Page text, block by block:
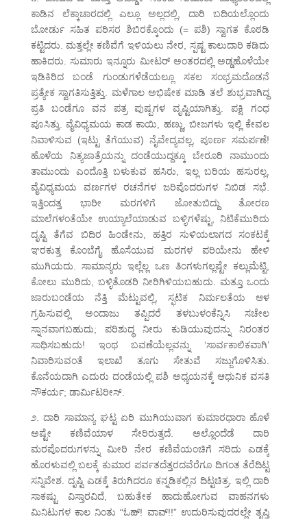
ಕಾಡಿನ ಲೆಕ್ಕಾಚಾರದಲ್ಲಿ ಎಲ್ಲೂ ಅಲ್ಲದಲ್ಲಿ, ದಾರಿ ಬದಿಯಲ್ಲೊಂದು
ಬೋರ್ಡು ಸಹಿತ ಪರಿಸರ ಶಿಬಿರಕ್ಕೊಂದು (= ಪಶಿ) ಸ್ವಾಗತ ಕೊಠಡಿ
ಕಟ್ಟಿದರು. ಮತ್ತಲ್ಲೇ ಕಣಿವೆಗೆ ಇಳಿಯಲು ನೇರ, ಸ್ಪಷ್ಟ ಕಾಲುದಾರಿ ಕಡಿದು
ಹಾಕಿದರು. ಸುಮಾರು ಇನ್ನೂರು ಮೀಟರ್ ಅಂತರದಲ್ಲಿ ಅಡ್ಡಹೊಳೆಯೇ
ಇಡಿಕಿರಿದ ಬಂಡೆ ಗುಂಡುಗಳೆಡೆಯಲ್ಲೂ ಸಕಲ ಸಂಭ್ರಮದೊಡನೆ
ಪ್ರತ್ಯೇಕ ಸ್ವಾಗತಿಸುತ್ತಿತ್ತು. ಮಳೆಗಾಲ ಅಭಿಷೇಕ ಮಾಡಿ ತಲೆ ಶುಭ್ರವಾಗಿದ್ದ
ಪ್ರತಿ ಬಂಡೆಗೂ ವನ ಪತ್ರ ಪುಷ್ಪಗಳ ವೃಷ್ಟಿಯಾಗಿತ್ತು. ಪಕ್ಷಿ ಗಂಧ
ಪೂಸಿತ್ತು. ವೈವಿಧ್ಯಮಯ ಕಾಡ ಕಾಯಿ, ಹಣ್ಣು, ಬೀಜಗಳು ಇಲ್ಲಿ ಕೇವಲ
ನಿವಾಳಿಸುವ (ಇಟ್ಟು ತೆಗೆಯುವ) ನೈವೇದ್ಯವಲ್ಲ, ಪೂರ್ಣ ಸಮರ್ಪಣೆ!
ಹೊಳೆಯ ನಿತ್ಯಜಾತ್ರೆಯನ್ನು ದಂಡೆಯುದ್ದಕ್ಕೂ ಬೇರೂರಿ ನಾಮುಂದು
ತಾಮುಂದು ಎಂದೊತ್ತಿ ಬಳುಕುವ ಹಸಿರು, ಇಲ್ಲ ಬರಿಯ ಹಸುರಲ್ಲ,
ವೈವಿಧ್ಯಮಯ ವರ್ಣಗಳ ರಚನೆಗಳ ಜರಿಪೊದರುಗಳ ನಿಬಿಡ ಸಭೆ.
ಇತ್ತಿಂದತ್ತ ಭಾರೀ ಮರಗಳಿಗೆ ಜೋತುಬಿದ್ದು ತೋರಣ
ಮಾಲೆಗಳಂತೆಯೇ ಉಯ್ಯಾಲೆಯಾಡುವ ಬಳ್ಳಿಗಳೆಷ್ಟು, ನಿಟಿಕೆಮುರಿದು
ದೃಷ್ಟಿ ತೆಗೆವ ಬಿದಿರ ಹಿಂಡೇನು, ಹತ್ತಿರ ಸುಳಿಯಲಾಗದ ಸಂಕಟಕ್ಕೆ
ಞರಕುತ್ತ ಕೊಂಬೆಗೈ ಹೊಸೆಯುವ ಮರಗಳ ಪರಿಯೇನು ಹೇಳಿ
ಮುಗಿಯದು. ಸಾಮಾನ್ಯರು ಇಲ್ಲೆಲ್ಲ ಒಣ ತಿಂಗಳುಗಲ್ಲಷ್ಟೇ ಕಲ್ಲುಮೆಟ್ಟಿ,
ಕೋಲು ಮುರಿದು, ಬಳ್ಳಿತೊಡರಿ ನೀರಿಗಿಳಿಯಬಹುದು. ಮತ್ತೂ ಒಂದು
ಜಾರುಬಂಡೆಯ ನೆತ್ತಿ ಮೆಟ್ಟುವಲ್ಲಿ, ಸ್ಫಟಿಕ ನಿರ್ಮಲತೆಯ ಆಳ
ಗ್ರಹಿಸುವಲ್ಲಿ ಅಂದಾಜು ತಪ್ಪಿದರೆ ತಳಬುಳಂಕೆನ್ನಿಸಿ ಸಚೇಲ
ಸ್ನಾನವಾಗಬಹುದು; ಪರಿಶುದ್ಧ ನೀರು ಕುಡಿಯುವುದನ್ನು ನಿರಂತರ
ಸಾಧಿಸಬಹುದು! ಇಂಥ ಬವಣೆಯೆಲ್ಲವನ್ನು ‘ಸಾರ್ವಕಾಲಿಕವಾಗಿ’
ನಿವಾರಿಸುವಂತೆ ಇಲಾಖೆ ತೂಗು ಸೇತುವೆ ಸಜ್ಜುಗೊಳಿಸಿತು.
ಕೊನೆಯದಾಗಿ ಎದುರು ದಂಡೆಯಲ್ಲಿ ಪಶಿ ಅಧ್ಯಯನಕ್ಕೆ ಆಧುನಿಕ ವಸತಿ
ಸೌಕರ್ಯ; ಡಾರ್ಮಿಟರೀಸ್.
೨. ದಾರಿ ಸಾಮಾನ್ಯ ಘಟ್ಟ ಏರಿ ಮುಗಿಯುವಾಗ ಕುಮಾರಧಾರಾ ಹೊಳೆ
ಅಷ್ಟೇ ಕಣಿವೆಯಾಳ ಸೇರಿರುತ್ತದೆ. ಅಲ್ಲೊಂದೆಡೆ ದಾರಿ
ಮರಪೊದರುಗಳನ್ನು ಮೀರಿ ನೇರ ಕಣಿವೆಯಂಚಿಗೆ ಸರಿದು ಎಡಕ್ಕೆ
ಹೊರಳುವಲ್ಲಿ ಬಲಕ್ಕೆ ಕುಮಾರ ಪರ್ವತದೆತ್ತರದವೆರೆಗೂ ದಿಗಂತ ತೆರೆದಿಟ್ಟ
ಸನ್ನಿವೇಶ. ದೃಷ್ಟಿ ಎಡಕ್ಕೆ ತಿರುಗಿದರೂ ಕನ್ನಡಿಕಲ್ಲಿನ ದಿಟ್ಟಚಿತ್ರ. ಇಲ್ಲಿ ದಾರಿ
ಸಾಕಷ್ಟು ವಿಸ್ತಾರವಿದೆ, ಬಹುತೇಕ ಹಾದುಹೋಗುವ ವಾಹನಗಳು
ಮಿನಿಟುಗಳ ಕಾಲ ನಿಂತು “ಓಹ್! ವಾವ್!!” ಉದುರಿಸುವುದರಲ್ಲೇ ತೃಪ್ತಿ